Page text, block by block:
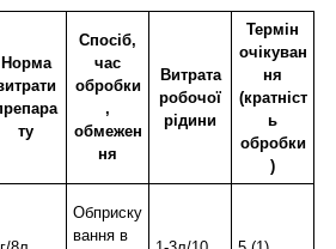
Норма
ту
Спосіб,
час
обробки
,
обмежен
ня
Витрата
робочої
рідини
Термін
очікуван
ня
(кратніст
ь
обробки
)
Обприску
вання в